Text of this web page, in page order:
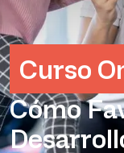
Curso
Cómo